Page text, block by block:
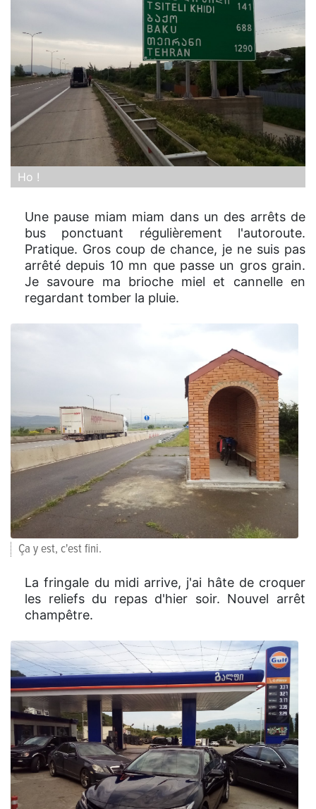
Ho !
Une pause miam miam dans un des arrêts de
bus ponctuant régulièrement l'autoroute.
Pratique. Gros coup de chance, je ne suis pas
arrêté depuis 10 mn que passe un gros grain.
Je savoure ma brioche miel et cannelle en
regardant tomber la pluie.
Ça y est, c'est fini.
La fringale du midi arrive, j'ai hâte de croquer
les reliefs du repas d'hier soir. Nouvel arrêt
champêtre.